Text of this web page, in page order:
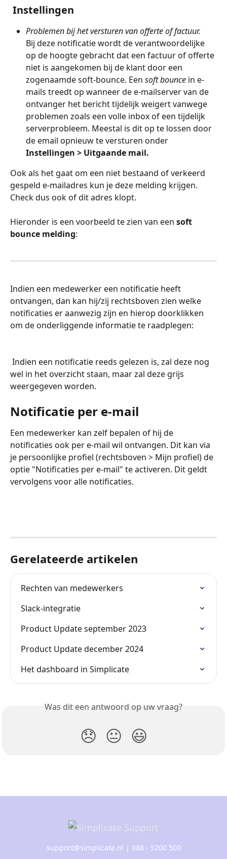
Instellingen
Problemen bij het versturen van offerte of factuur.
Bij deze notificatie wordt de verantwoordelijke
op de hoogte gebracht dat een factuur of offerte
niet is aangekomen bij de klant door een
zogenaamde soft-bounce. Een soft bounce in e-
mails treedt op wanneer de e-mailserver van de
ontvanger het bericht tijdelijk weigert vanwege
problemen zoals een volle inbox of een tijdelijk
serverprobleem. Meestal is dit op te lossen door
de email opnieuw te versturen onder
Instellingen > Uitgaande mail.
Ook als het gaat om een niet bestaand of verkeerd
gespeld e-mailadres kun je deze melding krijgen.
Check dus ook of dit adres klopt.
Hieronder is een voorbeeld te zien van een soft
bounce melding:
Indien een medewerker een notificatie heeft
ontvangen, dan kan hij/zij rechtsboven zien welke
notificaties er aanwezig zijn en hierop doorklikken
om de onderliggende informatie te raadplegen:
wel in het overzicht staan, maar zal deze grijs
weergegeven worden.
Notificatie per e-mail
Een medewerker kan zelf bepalen of hij de
notificaties ook per e-mail wil ontvangen. Dit kan via
je persoonlijke profiel (rechtsboven > Mijn profiel) de
optie "Notificaties per e-mail" te activeren. Dit geldt
vervolgens voor alle notificaties.
Gerelateerde artikelen
Rechten van medewerkers
Slack-integratie
Product Update september 2023
Product Update december 2024
Het dashboard in Simplicate
Was dit een antwoord op uw vraag?
😞 😐 😃
support@simplicate.nl | 088 - 5200 500